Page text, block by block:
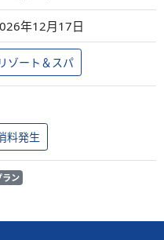
年12月17日
ゾート＆スパ
料発生
ラン